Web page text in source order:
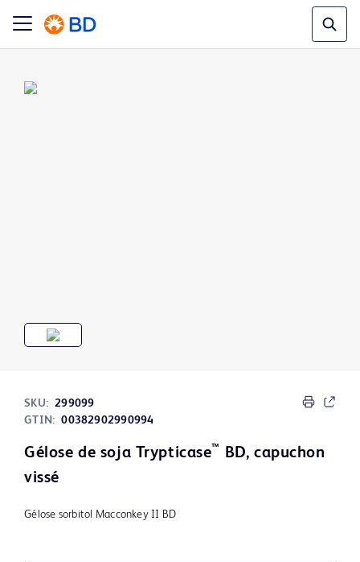
SKU: 299099
GTIN: 00382902990994
Gélose de soja Trypticase™ BD, capuchon
vissé
Gélose sorbitol Macconkey II BD